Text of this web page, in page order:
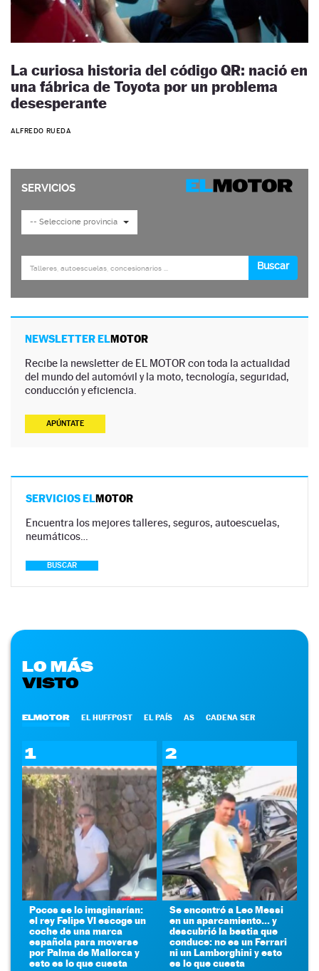
La curiosa historia del código QR: nació en
una fábrica de Toyota por un problema
desesperante
ALFREDO RUEDA
NEWSLETTER ELMOTOR
Recibe la newsletter de EL MOTOR con toda la actualidad
del mundo del automóvil y la moto, tecnología, seguridad,
conducción y eficiencia.
APÚNTATE
SERVICIOS ELMOTOR
Encuentra los mejores talleres, seguros, autoescuelas,
neumáticos…
BUSCAR
LO MÁS
VISTO
ELMOTOR EL HUFFPOST EL PAÍS AS CADENA SER
1
Pocos se lo imaginarían:
el rey Felipe VI escoge un
coche de una marca
española para moverse
por Palma de Mallorca y
esto es lo que cuesta
2
Se encontró a Leo Messi
en un aparcamiento... y
descubrió la bestia que
conduce: no es un Ferrari
ni un Lamborghini y esto
es lo que cuesta